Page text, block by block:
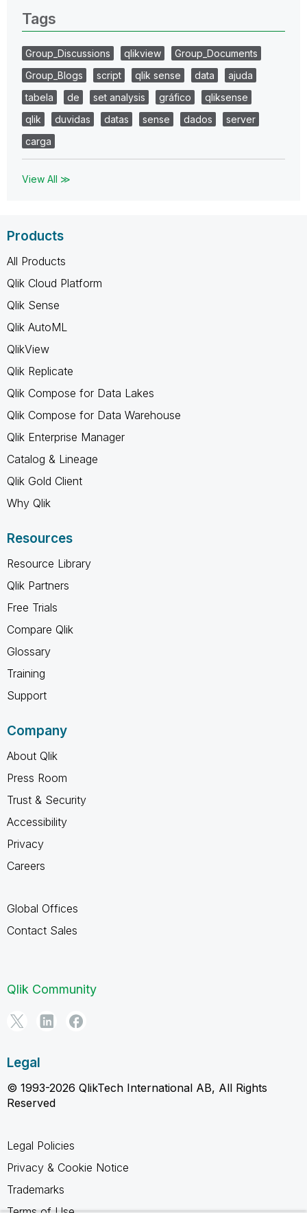
Tags
Group_Discussions qlikview
Group_Documents
Group_Blogs
script qlik sense data
ajuda
tabela
de set analysis gráfico
qliksense
qlik
duvidas datas sense dados
server
carga
View All ≫
Products
All Products
Qlik Cloud Platform
Qlik Sense
Qlik AutoML
QlikView
Qlik Replicate
Qlik Compose for Data Lakes
Qlik Compose for Data Warehouse
Qlik Enterprise Manager
Catalog & Lineage
Qlik Gold Client
Why Qlik
Resources
Resource Library
Qlik Partners
Free Trials
Compare Qlik
Glossary
Training
Support
Company
About Qlik
Press Room
Trust & Security
Accessibility
Privacy
Careers
Global Offices
Contact Sales
Qlik Community
Legal
© 1993-2026 QlikTech International AB, All Rights
Reserved
Legal Policies
Privacy & Cookie Notice
Trademarks
Terms of Use